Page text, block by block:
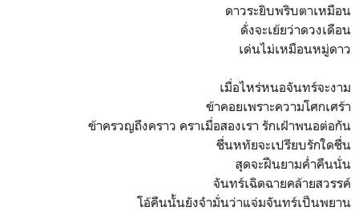
ดาวระยิบพริบตาเหมือน
ดั่งจะเย้ยว่าดวงเดือน
เด่นไม่เหมือนหมู่ดาว
เมื่อไหร่หนอจันทร์จะงาม
ข้าคอยเพราะความโศกเศร้า
ข้าครวญถึงคราว คราเมื่อสองเรา รักเฝ้าพนอต่อกัน
ชื่นหทัยจะเปรียบรักใดชื่น
สุดจะฝืนยามค่ำคืนนั่น
จันทร์เฉิดฉายคล้ายสวรรค์
โอ้คืนนั้นยังจำมั่นว่าแจ่มจันทร์เป็นพยาน